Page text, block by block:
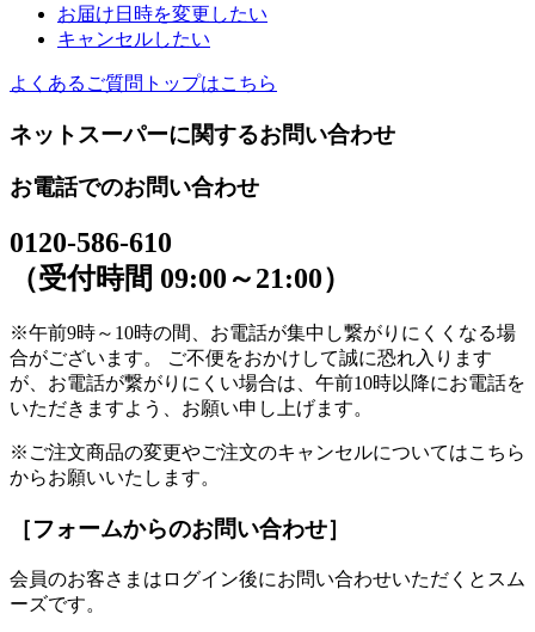
お届け日時を変更したい
キャンセルしたい
よくあるご質問トップはこちら
ネットスーパーに関するお問い合わせ
お電話でのお問い合わせ
0120-586-610
（受付時間 09:00～21:00）
※午前9時～10時の間、お電話が集中し繋がりにくくなる場
合がございます。 ご不便をおかけして誠に恐れ入ります
が、お電話が繋がりにくい場合は、午前10時以降にお電話を
いただきますよう、お願い申し上げます。
※ご注文商品の変更やご注文のキャンセルについてはこちら
からお願いいたします。
［フォームからのお問い合わせ］
会員のお客さまはログイン後にお問い合わせいただくとスム
ーズです。